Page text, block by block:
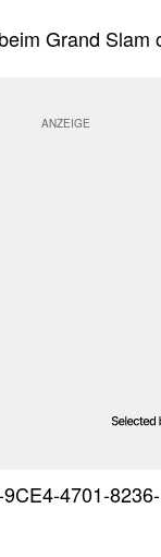
4701-8236-